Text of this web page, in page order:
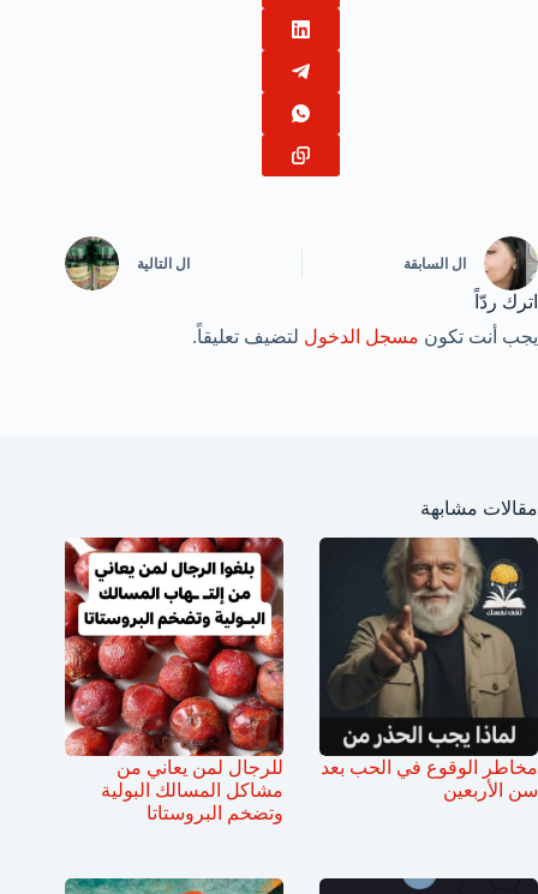
ال السابقة ال التالية
اترك ردّاً
يجب أنت تكون مسجل الدخول لتضيف تعليقاً.
مقالات مشابهة
مخاطر الوقوع في الحب بعد
سن الأربعين
للرجال لمن يعاني من
مشاكل المسالك البولية
وتضخم البروستاتا